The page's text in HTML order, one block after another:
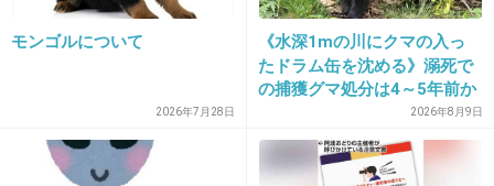
てほしい
+853 -25
2014/06/03(火) 10:38:53
モンゴルについて
2026年7月28日
《水深1mの川にクマの入っ
たドラム缶を沈める》溺死で
の捕獲グマ処分は4～5年前か
ら 「先人の経験から時間を
決めていた」「溺死だけがフ
ォーカスされ困惑」と町の担
2026年8月9日